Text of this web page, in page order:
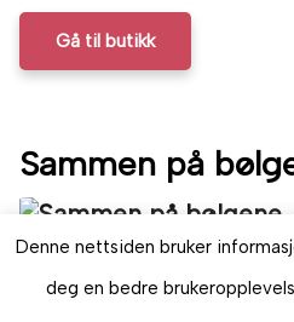
Gå til butikk
Sammen på
SUP (stand up
vennlig konkurranse
Denne nettsiden bruker
deg en bedre